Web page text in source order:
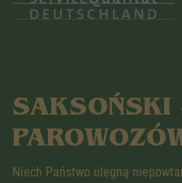
SAKSOŃSKI
Niech Państwo ulegną